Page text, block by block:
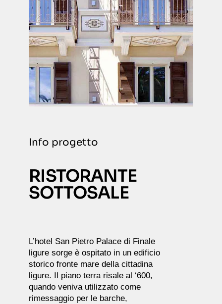
Info progetto
RISTORANTE
SOTTOSALE
L’hotel San Pietro Palace di Finale
ligure sorge è ospitato in un edificio
storico fronte mare della cittadina
ligure. Il piano terra risale al ‘600,
quando veniva utilizzato come
rimessaggio per le barche,